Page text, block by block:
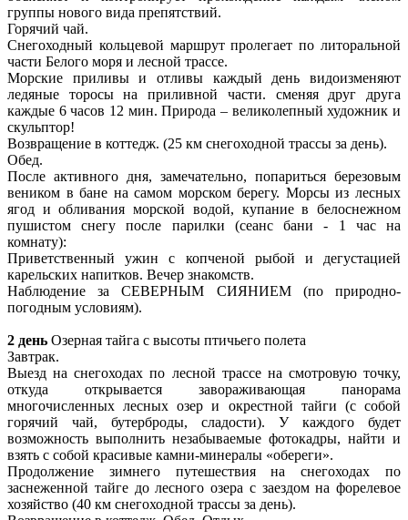
группы нового вида препятствий.
Горячий чай.
Снегоходный кольцевой маршрут пролегает по литоральной
части Белого моря и лесной трассе.
Морские приливы и отливы каждый день видоизменяют
ледяные торосы на приливной части. сменяя друг друга
каждые 6 часов 12 мин. Природа – великолепный художник и
скульптор!
Возвращение в коттедж. (25 км снегоходной трассы за день).
Обед.
После активного дня, замечательно, попариться березовым
веником в бане на самом морском берегу. Морсы из лесных
ягод и обливания морской водой, купание в белоснежном
пушистом снегу после парилки (сеанс бани - 1 час на
комнату):
Приветственный ужин с копченой рыбой и дегустацией
карельских напитков. Вечер знакомств.
Наблюдение за СЕВЕРНЫМ СИЯНИЕМ (по природно-
погодным условиям).
2 день Озерная тайга с высоты птичьего полета
Завтрак.
Выезд на снегоходах по лесной трассе на смотровую точку,
откуда открывается завораживающая панорама
многочисленных лесных озер и окрестной тайги (с собой
горячий чай, бутерброды, сладости). У каждого будет
возможность выполнить незабываемые фотокадры, найти и
взять с собой красивые камни-минералы «обереги».
Продолжение зимнего путешествия на снегоходах по
заснеженной тайге до лесного озера с заездом на форелевое
хозяйство (40 км снегоходной трассы за день).